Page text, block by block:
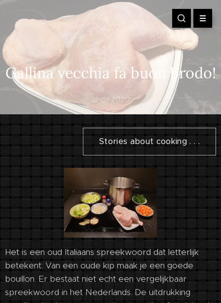
Gallina vecchia fa buon brodo!
12-01-2020
Stories about cooking . . .
Het is een oud Italiaans spreekwoord dat letterlijk
betekent: Van een oude kip maak je een goede
bouillon. Er bestaat niet echt een vergelijkbaar
spreekwoord in het Nederlands. De uitdrukking